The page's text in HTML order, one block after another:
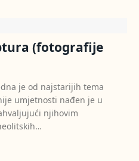
(fotografije
je od najstarijih tema
umjetnosti nađen je u
njihovim